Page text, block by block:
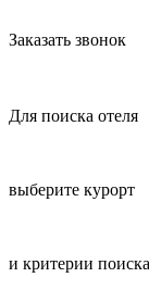
Заказать звонок
Для поиска отеля
выберите курорт
и критерии поиска